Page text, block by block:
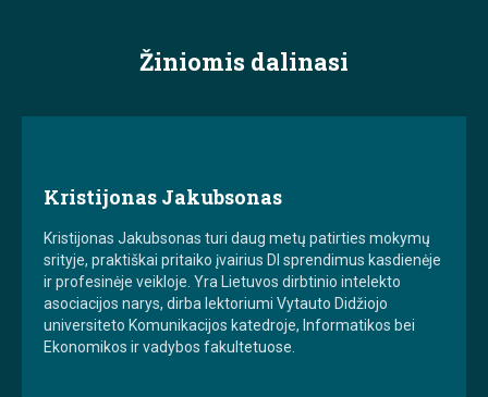
Žiniomis dalinasi
Kristijonas Jakubsonas
Kristijonas Jakubsonas turi daug metų patirties mokymų
srityje, praktiškai pritaiko įvairius DI sprendimus kasdienėje
ir profesinėje veikloje. Yra Lietuvos dirbtinio intelekto
asociacijos narys, dirba lektoriumi Vytauto Didžiojo
universiteto Komunikacijos katedroje, Informatikos bei
Ekonomikos ir vadybos fakultetuose.